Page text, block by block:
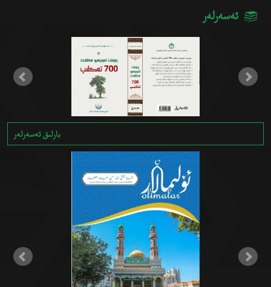
ئەسەرلەر
بارلىق ئەسەرلەر